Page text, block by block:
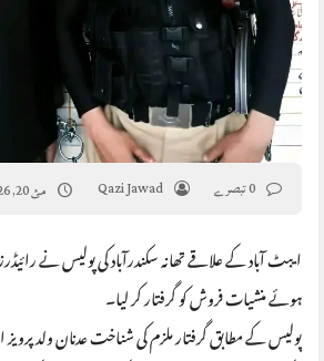
Qazi Jawad مئ 20, 2026
ایبٹ آباد کے علاقے تھانہ سکندرآباد کی پولیس نے
ہوئے منشیات فروش کو گرفتار کر لیا۔
پولیس کے مطابق گرفتار ملزم کی شناخت عدنان ولد پرویز